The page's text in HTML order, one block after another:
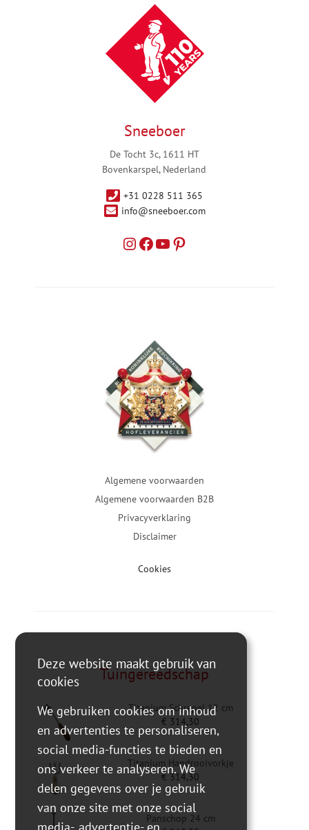
Sneeboer
De Tocht 3c, 1611 HT
Bovenkarspel, Nederland
+31 0228 511 365
info@sneeboer.com
Algemene voorwaarden
Algemene voorwaarden B2B
Privacyverklaring
Disclaimer
Cookies
Tuingereedschap
Titanium Schrepel 12 cm
€ 314,30
Titanium Handrooivorkje
€314,30
Panschop 24 cm
Deze website maakt gebruik van
cookies
We gebruiken cookies om inhoud
en advertenties te personaliseren,
social media-functies te bieden en
ons verkeer te analyseren. We
delen gegevens over je gebruik
van onze site met onze social
media-, advertentie- en